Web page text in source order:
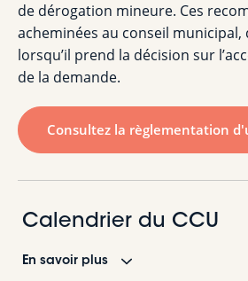
de dérogation mineure. Ces
acheminées au conseil
lorsqu’il prend la décision sur
de la demande.
Consultez la règlementation
Calendrier du CCU
En savoir plus